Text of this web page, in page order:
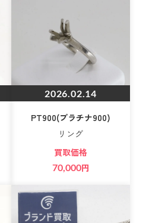
2026.02.14
PT900(プラチナ900)
リング
買取価格
70,000円